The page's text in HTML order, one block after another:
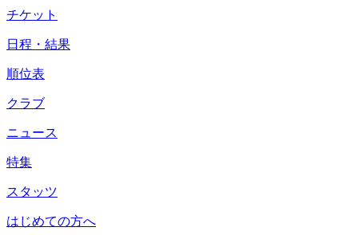
チケット
日程・結果
順位表
クラブ
ニュース
特集
スタッツ
はじめての方へ